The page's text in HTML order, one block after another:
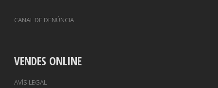
CANAL DE DENÚNCIA
VENDES ONLINE
AVÍS LEGAL